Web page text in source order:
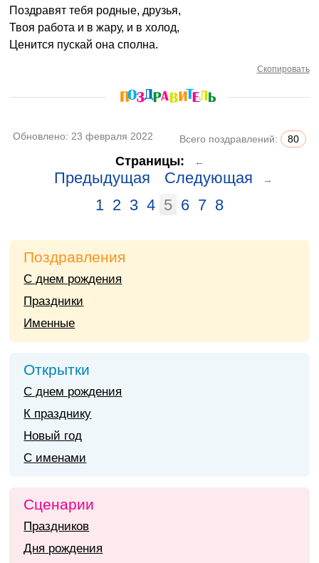
Поздравят тебя родные, друзья,
Твоя работа и в жару, и в холод,
Ценится пускай она сполна.
Скопировать
Обновлено: 23 февраля 2022 Всего поздравлений: 80
Страницы: ←
Предыдущая Следующая →
1 2 3 4 5 6 7 8
Поздравления
С днем рождения
Праздники
Именные
Открытки
С днем рождения
К празднику
Новый год
С именами
Сценарии
Праздников
Дня рождения